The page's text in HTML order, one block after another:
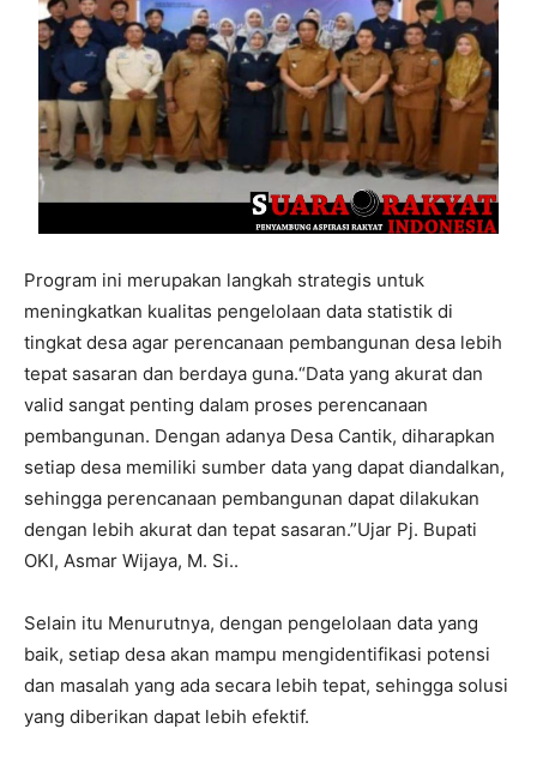
Program ini merupakan langkah strategis untuk
meningkatkan kualitas pengelolaan data statistik di
tingkat desa agar perencanaan pembangunan desa lebih
tepat sasaran dan berdaya guna.“Data yang akurat dan
valid sangat penting dalam proses perencanaan
pembangunan. Dengan adanya Desa Cantik, diharapkan
setiap desa memiliki sumber data yang dapat diandalkan,
sehingga perencanaan pembangunan dapat dilakukan
dengan lebih akurat dan tepat sasaran.”Ujar Pj. Bupati
OKI, Asmar Wijaya, M. Si..
Selain itu Menurutnya, dengan pengelolaan data yang
baik, setiap desa akan mampu mengidentifikasi potensi
dan masalah yang ada secara lebih tepat, sehingga solusi
yang diberikan dapat lebih efektif.